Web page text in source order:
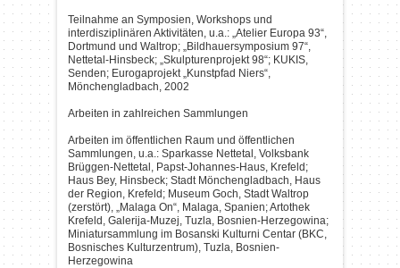
Teilnahme an Symposien, Workshops und
interdisziplinären Aktivitäten, u.a.: „Atelier Europa 93“,
Dortmund und Waltrop; „Bildhauersymposium 97“,
Nettetal-Hinsbeck; „Skulpturenprojekt 98“; KUKIS,
Senden; Eurogaprojekt „Kunstpfad Niers“,
Mönchengladbach, 2002
Arbeiten in zahlreichen Sammlungen
Arbeiten im öffentlichen Raum und öffentlichen
Sammlungen, u.a.: Sparkasse Nettetal, Volksbank
Brüggen-Nettetal, Papst-Johannes-Haus, Krefeld;
Haus Bey, Hinsbeck; Stadt Mönchengladbach, Haus
der Region, Krefeld; Museum Goch, Stadt Waltrop
(zerstört), „Malaga On“, Malaga, Spanien; Artothek
Krefeld, Galerija-Muzej, Tuzla, Bosnien-Herzegowina;
Miniatursammlung im Bosanski Kulturni Centar (BKC,
Bosnisches Kulturzentrum), Tuzla, Bosnien-
Herzegowina